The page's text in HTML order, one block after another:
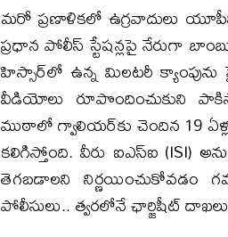
మరో ప్రణాళికలో ఉగ్రవాదులు
ప్రధాన పోలీస్ స్టేషన్లపై నేరుగా
హిస్సార్‌లో ఉన్న మిలటరీ
వీడియోలు రూపొందించుకుని
ముఠాలో గ్వాలియర్‌కు చెందిన 19
కలిగిస్తోంది. వీరు ఐఎస్ఐ (ISI)
తెగబడాలని నిర్ణయించుకోవడం
పోలీసులు.. త్వరలోనే ఛార్జిషీట్